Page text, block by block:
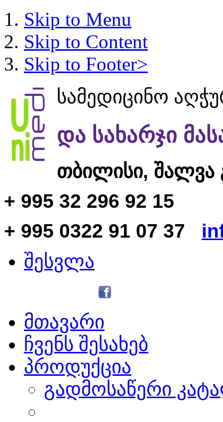
Skip to Menu
Skip to Content
Skip to Footer>
სამედიცინო
და სახარჯი
თბილისი, შალვა
+ 995 32 296 92 15
+ 995 0322 91 07 37
შესვლა
მთავარი
ჩვენს შესახებ
პროდუქცია
გადმოსაწერი